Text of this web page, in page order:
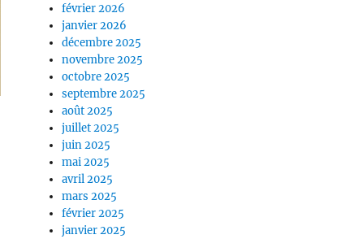
février 2026
janvier 2026
décembre 2025
novembre 2025
octobre 2025
septembre 2025
août 2025
juillet 2025
juin 2025
mai 2025
avril 2025
mars 2025
février 2025
janvier 2025